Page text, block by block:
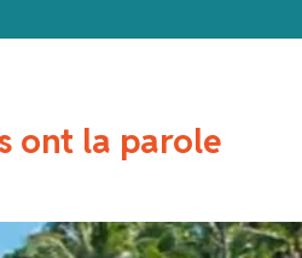
ont la parole